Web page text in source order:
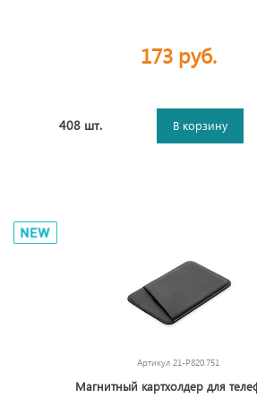
173 руб.
408 шт. В корзину
Артикул 21-P820.751
Магнитный картхолдер для